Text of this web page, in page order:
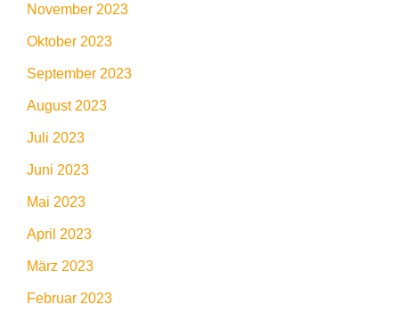
November 2023
Oktober 2023
September 2023
August 2023
Juli 2023
Juni 2023
Mai 2023
April 2023
März 2023
Februar 2023